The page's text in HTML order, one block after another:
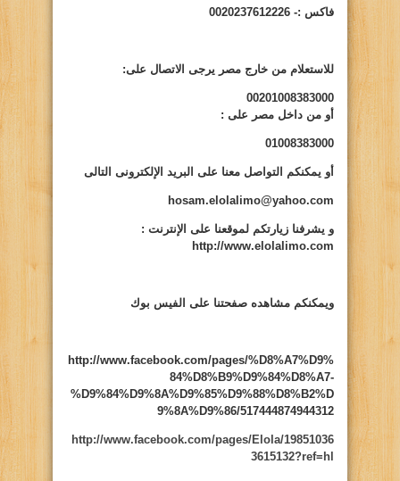
فاكس :- 0020237612226
للاستعلام من خارج مصر يرجى الاتصال على:
00201008383000
أو من داخل مصر على :
01008383000
أو يمكنكم التواصل معنا على البريد الإلكترونى التالى
hosam.elolalimo@yahoo.com
و يشرفنا زيارتكم لموقعنا على الإنترنت :
http://www.elolalimo.com
ويمكنكم مشاهده صفحتنا على الفيس بوك
http://www.facebook.com/pages/%D8%A7%D9%
84%D8%B9%D9%84%D8%A7-
%D9%84%D9%8A%D9%85%D9%88%D8%B2%D
9%8A%D9%86/517444874944312
http://www.facebook.com/pages/Elola/19851036
3615132?ref=hl